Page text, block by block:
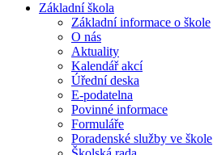
Základní škola
Základní informace o škole
O nás
Aktuality
Kalendář akcí
Úřední deska
E-podatelna
Povinné informace
Formuláře
Poradenské služby ve škole